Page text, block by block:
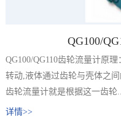
QG100/
QG100/QG110齿轮流量计原
转动,液体通过齿轮与壳体之
齿轮流量计就是根据这一齿轮
详情>>